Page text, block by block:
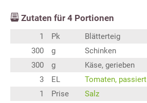
Zutaten für 4 Portionen
1 Pk
Blätterteig
300
g
Schinken
300
g
Käse, gerieben
3
EL
Tomaten, passiert
1
Prise
Salz